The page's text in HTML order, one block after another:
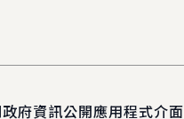
政府資訊公開應用程式介面